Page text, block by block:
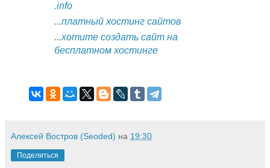
.info
...платный хостинг сайтов
...хотите создать сайт на
бесплатном хостинге
Алексей Востров (Seoded) на 19:30
Поделиться